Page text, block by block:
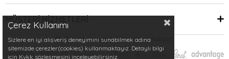
MÜŞTERİ HİZMETLERİ
© 2024 Minimoda | Tüm Hakları Saklıdır.
Çerez Kullanımı
Sizlere en iyi alışveriş deneyimini sunabilmek adına
sitemizde çerezler(cookies) kullanmaktayız. Detaylı bilgi
için Kvkk sözleşmesini inceleyebilirsiniz.